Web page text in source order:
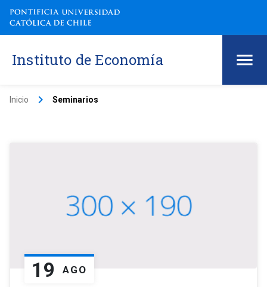
Instituto de Economía
Inicio keyboard_arrow_right Seminarios
19 AGO